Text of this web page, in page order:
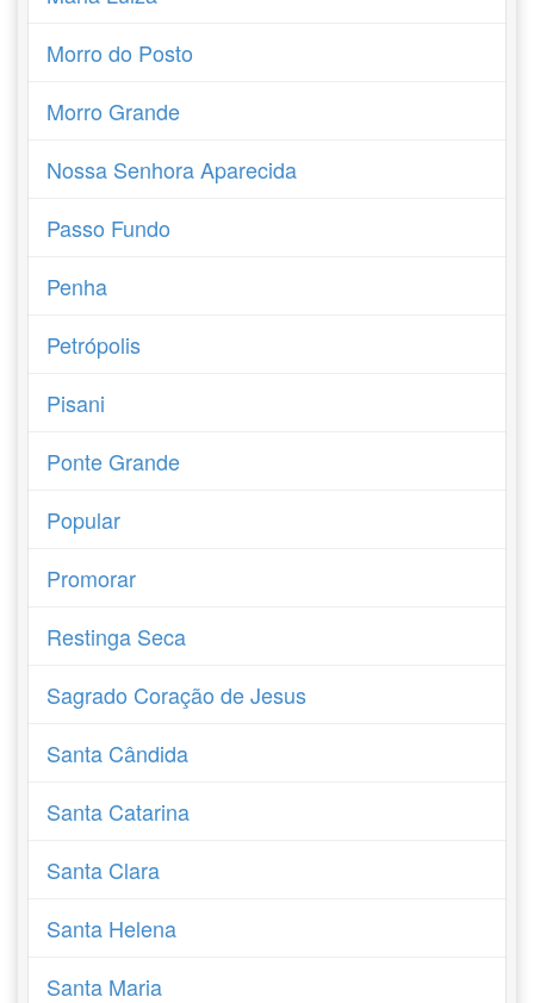
Morro do Posto
Morro Grande
Nossa Senhora Aparecida
Passo Fundo
Penha
Petrópolis
Pisani
Ponte Grande
Popular
Promorar
Restinga Seca
Sagrado Coração de Jesus
Santa Cândida
Santa Catarina
Santa Clara
Santa Helena
Santa Maria